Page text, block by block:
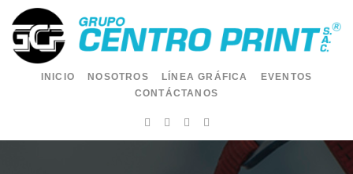
INICIO NOSOTROS LÍNEA GRÁFICA
EVENTOS
CONTÁCTANOS